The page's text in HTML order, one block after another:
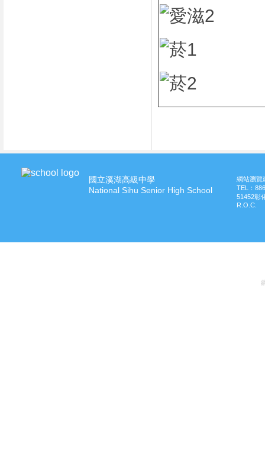
國立溪湖高級中學
National Sihu Senior High School
網站瀏覽
TEL：
51452彰
R.O.C.